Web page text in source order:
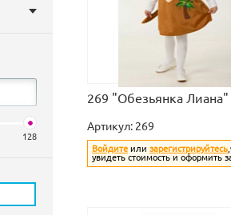
128
269 "Обезьянка Лиана"
Артикул: 269
Войдите или зарегистрируйтесь
увидеть стоимость и оформить